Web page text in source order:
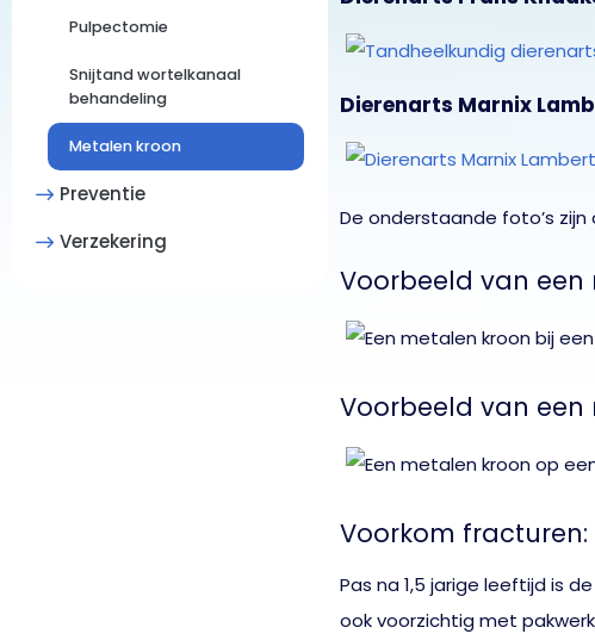
Pulpectomie
Snijtand wortelkanaal
behandeling
Metalen kroon
Preventie
Verzekering
Dierenarts Marnix
De onderstaande foto’s
Voorbeeld van
Voorbeeld van
Voorkom
Pas na 1,5 jarige leeftijd is
ook voorzichtig met